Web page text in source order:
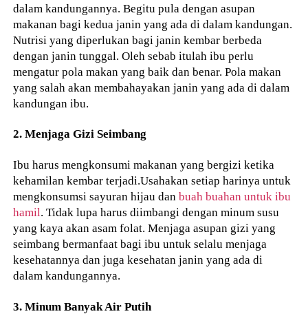
dalam kandungannya. Begitu pula dengan asupan
makanan bagi kedua janin yang ada di dalam kandungan.
Nutrisi yang diperlukan bagi janin kembar berbeda
dengan janin tunggal. Oleh sebab itulah ibu perlu
mengatur pola makan yang baik dan benar. Pola makan
yang salah akan membahayakan janin yang ada di dalam
kandungan ibu.
2. Menjaga Gizi Seimbang
Ibu harus mengkonsumi makanan yang bergizi ketika
kehamilan kembar terjadi.Usahakan setiap harinya untuk
mengkonsumsi sayuran hijau danbuah buahan untuk ibu
hamil. Tidak lupa harus diimbangi dengan minum susu
yang kaya akan asam folat. Menjaga asupan gizi yang
seimbang bermanfaat bagi ibu untuk selalu menjaga
kesehatannya dan juga kesehatan janin yang ada di
dalam kandungannya.
3. Minum Banyak Air Putih